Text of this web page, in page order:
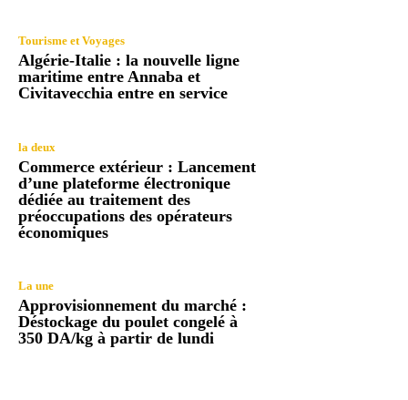
Tourisme et Voyages
Algérie-Italie : la nouvelle ligne
maritime entre Annaba et
Civitavecchia entre en service
la deux
Commerce extérieur : Lancement
d’une plateforme électronique
dédiée au traitement des
préoccupations des opérateurs
économiques
La une
Approvisionnement du marché :
Déstockage du poulet congelé à
350 DA/kg à partir de lundi